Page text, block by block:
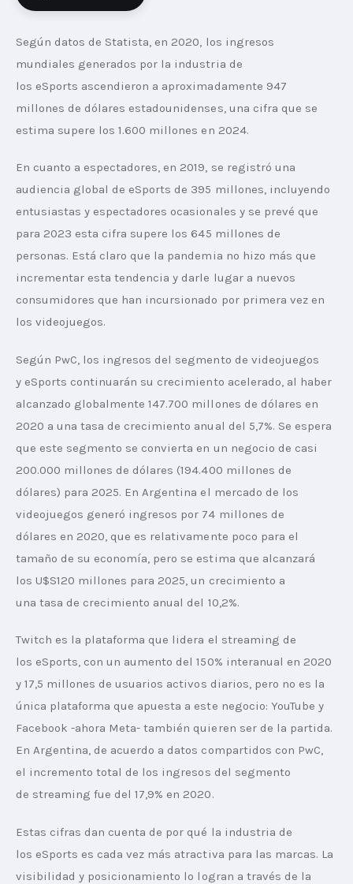
Según datos de Statista, en 2020, los ingresos
mundiales generados por la industria de
los eSports ascendieron a aproximadamente 947
millones de dólares estadounidenses, una cifra que se
estima supere los 1.600 millones en 2024.
En cuanto a espectadores, en 2019, se registró una
audiencia global de eSports de 395 millones, incluyendo
entusiastas y espectadores ocasionales y se prevé que
para 2023 esta cifra supere los 645 millones de
personas. Está claro que la pandemia no hizo más que
incrementar esta tendencia y darle lugar a nuevos
consumidores que han incursionado por primera vez en
los videojuegos.
Según PwC, los ingresos del segmento de videojuegos
y eSports continuarán su crecimiento acelerado, al haber
alcanzado globalmente 147.700 millones de dólares en
2020 a una tasa de crecimiento anual del 5,7%. Se espera
que este segmento se convierta en un negocio de casi
200.000 millones de dólares (194.400 millones de
dólares) para 2025. En Argentina el mercado de los
videojuegos generó ingresos por 74 millones de
dólares en 2020, que es relativamente poco para el
tamaño de su economía, pero se estima que alcanzará
los U$S120 millones para 2025, un crecimiento a
una tasa de crecimiento anual del 10,2%.
Twitch es la plataforma que lidera el streaming de
los eSports, con un aumento del 150% interanual en 2020
y 17,5 millones de usuarios activos diarios, pero no es la
única plataforma que apuesta a este negocio: YouTube y
Facebook -ahora Meta- también quieren ser de la partida.
En Argentina, de acuerdo a datos compartidos con PwC,
el incremento total de los ingresos del segmento
de streaming fue del 17,9% en 2020.
Estas cifras dan cuenta de por qué la industria de
los eSports es cada vez más atractiva para las marcas. La
visibilidad y posicionamiento lo logran a través de la